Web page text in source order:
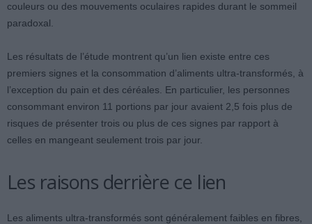
couleurs ou des mouvements oculaires rapides durant le sommeil
paradoxal.
Les résultats de l’étude montrent qu’un lien existe entre ces
premiers signes et la consommation d’aliments ultra-transformés, à
l’exception du pain et des céréales. En particulier, les personnes
consommant environ 11 portions par jour avaient 2,5 fois plus de
risques de présenter trois ou plus de ces signes par rapport à
celles en mangeant seulement trois par jour.
Les raisons derrière ce lien
Les aliments ultra-transformés sont généralement faibles en fibres,